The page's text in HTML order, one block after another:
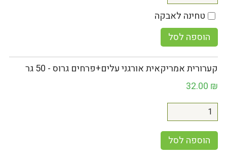
טחינה לאבקה
הוספה לסל
קערורית אמריקאית אורגני עלים+פרחים גרוס - 50 גר
32.00 ₪
הוספה לסל